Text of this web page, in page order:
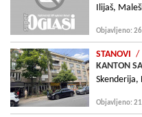
Ilijaš,
Objavljeno:
STANOVI /
KANTON
Skenderija,
Objavljeno: